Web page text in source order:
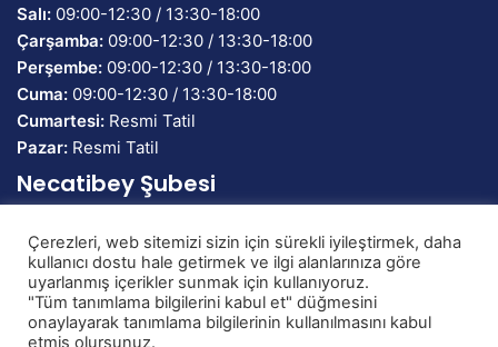
Salı: 09:00-12:30 / 13:30-18:00
Çarşamba: 09:00-12:30 / 13:30-18:00
Perşembe: 09:00-12:30 / 13:30-18:00
Cuma: 09:00-12:30 / 13:30-18:00
Cumartesi: Resmi Tatil
Pazar: Resmi Tatil
Necatibey Şubesi
Banka Adı:TEB Bankası
IBAN:TR58 0003 2000 0000 0086 7134 82
Çerezleri, web sitemizi sizin için sürekli iyileştirmek, daha
kullanıcı dostu hale getirmek ve ilgi alanlarınıza göre
uyarlanmış içerikler sunmak için kullanıyoruz.
"Tüm tanımlama bilgilerini kabul et" düğmesini
onaylayarak tanımlama bilgilerinin kullanılmasını kabul
etmiş olursunuz.